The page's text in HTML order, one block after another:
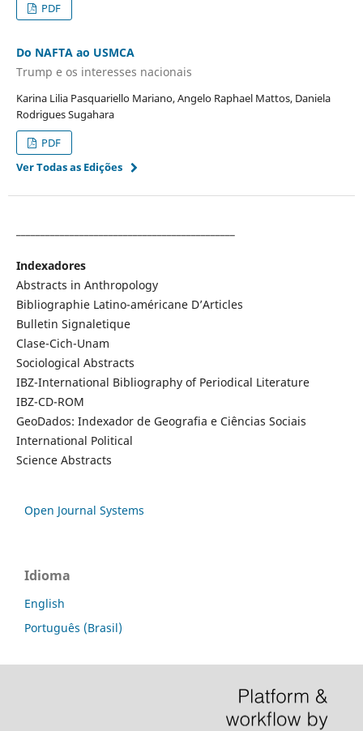
PDF
Do NAFTA ao USMCA
Trump e os interesses nacionais
Karina Lilia Pasquariello Mariano, Angelo Raphael Mattos, Daniela
Rodrigues Sugahara
PDF
Ver Todas as Edições
Indexadores
Abstracts in Anthropology
Bibliographie Latino-américane D’Articles
Bulletin Signaletique
Clase-Cich-Unam
Sociological Abstracts
IBZ-International Bibliography of Periodical Literature
IBZ-CD-ROM
GeoDados: Indexador de Geografia e Ciências Sociais
International Political
Science Abstracts
Open Journal Systems
Idioma
English
Português (Brasil)